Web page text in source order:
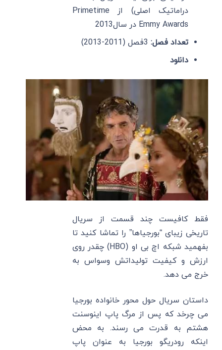
دراماتیک اصلی) از Primetime
Emmy Awards در سال2013
تعداد فصل: 3فصل (2011-2013)
دانلود
فقط کافیست چند قسمت از سریال
تاریخی زیبای “بورجیاها” را تماشا کنید تا
بفهمید شبکه اچ بی او (HBO) چقدر روی
ارزش و کیفیت تولیداتش وسواس به
خرج می دهد.
داستان سریال حول محور خانواده بورجیا
می چرخد که پس از مرگ پاپ اینوسنت
هشتم به قدرت می رسند. به محض
اینکه رودریگو بورجیا به عنوان پاپ